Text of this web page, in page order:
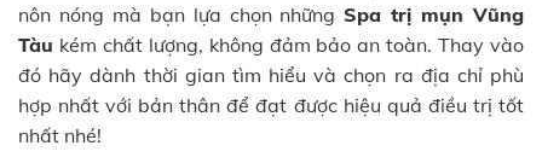
nôn nóng mà bạn lựa chọn nhữngSpa trị mụn Vũng
Tàu kém chất lượng, không đảm bảo an toàn. Thay vào
đó hãy dành thời gian tìm hiểu và chọn ra địa chỉ phù
hợp nhất với bản thân để đạt được hiệu quả điều trị tốt
nhất nhé!